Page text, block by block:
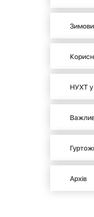
НУХТ
Архів